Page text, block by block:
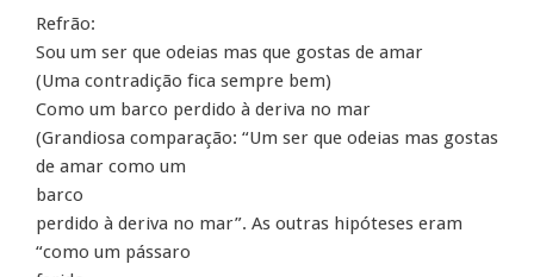
Refrão:
Sou um ser que odeias mas que gostas de amar
(Uma contradição fica sempre bem)
Como um barco perdido à deriva no mar
(Grandiosa comparação: “Um ser que odeias mas gostas
de amar como um
barco
perdido à deriva no mar”. As outras hipóteses eram
“como um pássaro